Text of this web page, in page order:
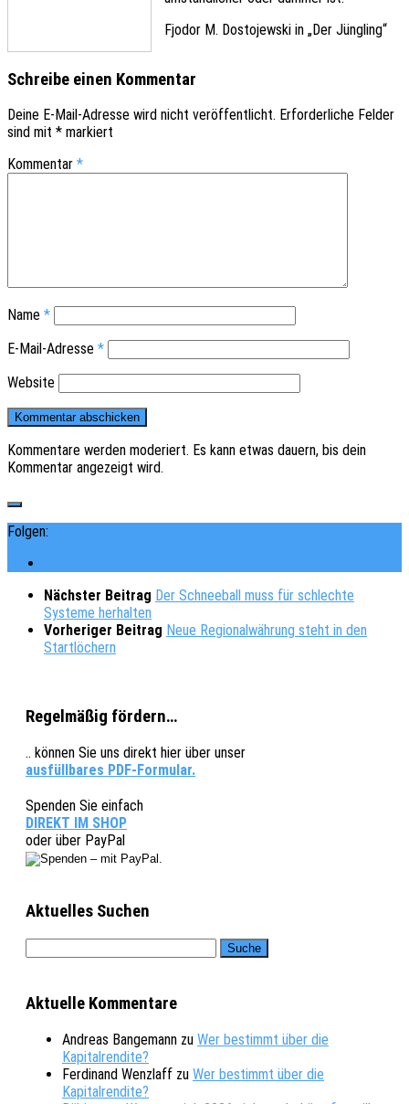
Fjodor M. Dosto­jew­ski in „Der Jüngling“
Schreibe einen Kommentar
Deine E-Mail-Adresse wird nicht veröffentlicht. Erforderliche Felder
sind mit * markiert
Kommentar *
Name *
E-Mail-Adresse *
Website
Kommentare werden moderiert. Es kann etwas dauern, bis dein
Kommentar angezeigt wird.
Folgen:
Nächster Beitrag Der Schneeball muss für schlechte
Systeme herhalten
Vorheriger Beitrag Neue Regionalwährung steht in den
Startlöchern
Regelmäßig fördern…
.. können Sie uns direkt hier über unser
ausfüllbares PDF-Formular.
Spenden Sie einfach
DIREKT IM SHOP
oder über PayPal
Aktuelles Suchen
Aktuelle Kommentare
Andreas Bangemann zu Wer bestimmt über die
Kapitalrendite?
Ferdinand Wenzlaff zu Wer bestimmt über die
Kapitalrendite?